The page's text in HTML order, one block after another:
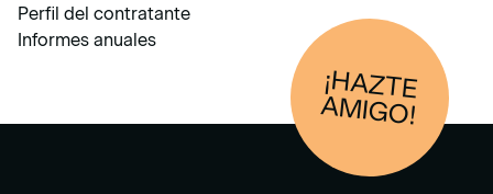
Perfil del contratante
Informes anuales
¡HAZTE
AM
IGO!